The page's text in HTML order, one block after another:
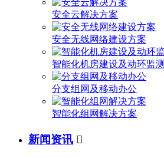
安全云解决方案
安全无线网络建设方案
智能化机房建设及动环监测
分支组网及移动办公
智能化组网解决方案
新闻资讯 